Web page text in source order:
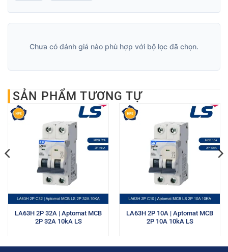
Chưa có đánh giá nào phù hợp với bộ lọc đã chọn.
SẢN PHẨM TƯƠNG TỰ
LA63H 2P 32A | Aptomat MCB
2P 32A 10kA LS
LA63H 2P 10A | Aptomat MCB
2P 10A 10kA LS